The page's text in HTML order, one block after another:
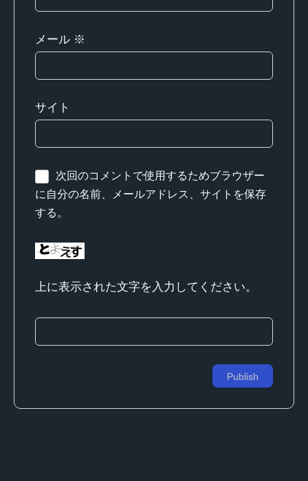
メール ※
サイト
次回のコメントで使用するためブラウザー
に自分の名前、メールアドレス、サイトを保存
する。
上に表示された文字を入力してください。